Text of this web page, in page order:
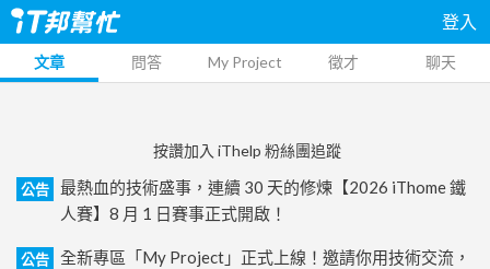
登入
文章 問答 My Project 徵才 聊天
按讚加入 iThelp 粉絲團追蹤
公告
最熱血的技術盛事，連續 30 天的修煉【2026 iThome 鐵
人賽】8 月 1 日賽事正式開啟！
公告
全新專區「My Project」正式上線！邀請你用技術交流，